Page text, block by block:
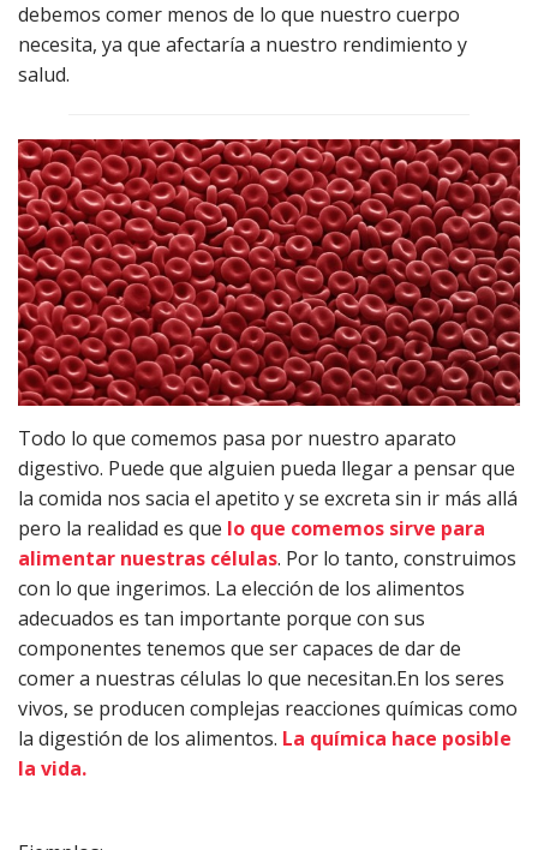
debemos comer menos de lo que nuestro cuerpo
necesita, ya que afectaría a nuestro rendimiento y
salud.
Todo lo que comemos pasa por nuestro aparato
digestivo. Puede que alguien pueda llegar a pensar que
la comida nos sacia el apetito y se excreta sin ir más allá
pero la realidad es que lo que comemos sirve para
alimentar nuestras células. Por lo tanto, construimos
con lo que ingerimos. La elección de los alimentos
adecuados es tan importante porque con sus
componentes tenemos que ser capaces de dar de
comer a nuestras células lo que necesitan.En los seres
vivos, se producen complejas reacciones químicas como
la digestión de los alimentos. La química hace posible
la vida.